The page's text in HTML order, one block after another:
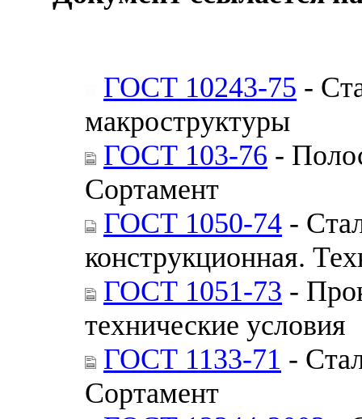
ГОСТ 10243-75 -
макроструктуры
ГОСТ 103-76 -
Сортамент
ГОСТ 1050-74 -
конструкционная.
ГОСТ 1051-73 -
технические условия
ГОСТ 1133-71 -
Сортамент